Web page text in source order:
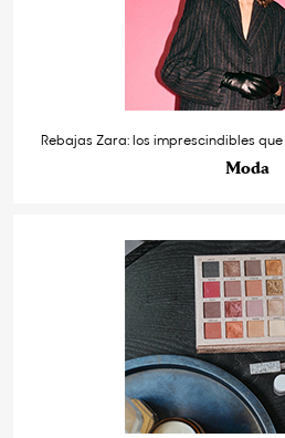
Rebajas Zara: los imprescindibles
Moda